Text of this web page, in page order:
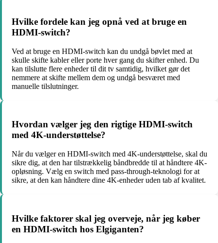
Hvilke fordele kan jeg opnå ved at bruge en
HDMI-switch?
Ved at bruge en HDMI-switch kan du undgå bøvlet med at
skulle skifte kabler eller porte hver gang du skifter enhed. Du
kan tilslutte flere enheder til dit tv samtidig, hvilket gør det
nemmere at skifte mellem dem og undgå besværet med
manuelle tilslutninger.
Hvordan vælger jeg den rigtige HDMI-switch
med 4K-understøttelse?
Når du vælger en HDMI-switch med 4K-understøttelse, skal du
sikre dig, at den har tilstrækkelig båndbredde til at håndtere 4K-
opløsning. Vælg en switch med pass-through-teknologi for at
sikre, at den kan håndtere dine 4K-enheder uden tab af kvalitet.
Hvilke faktorer skal jeg overveje, når jeg køber
en HDMI-switch hos Elgiganten?